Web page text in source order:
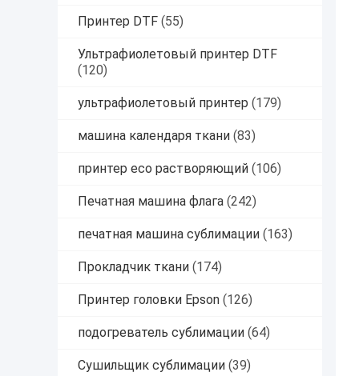
Принтер DTF (55)
Ультрафиолетовый принтер DTF
(120)
ультрафиолетовый принтер (179)
машина календаря ткани (83)
принтер eco растворяющий (106)
Печатная машина флага (242)
печатная машина сублимации (163)
Прокладчик ткани (174)
Принтер головки Epson (126)
подогреватель сублимации (64)
Сушильщик сублимации (39)